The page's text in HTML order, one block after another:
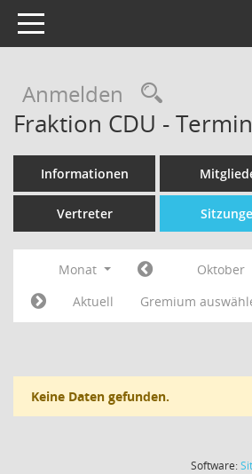
Toggle navigation
Anmelden
Fraktion CDU -
Informationen
Vertreter
Monat Oktober
Aktuell
Gremium
Keine Daten gefunden.
Software: